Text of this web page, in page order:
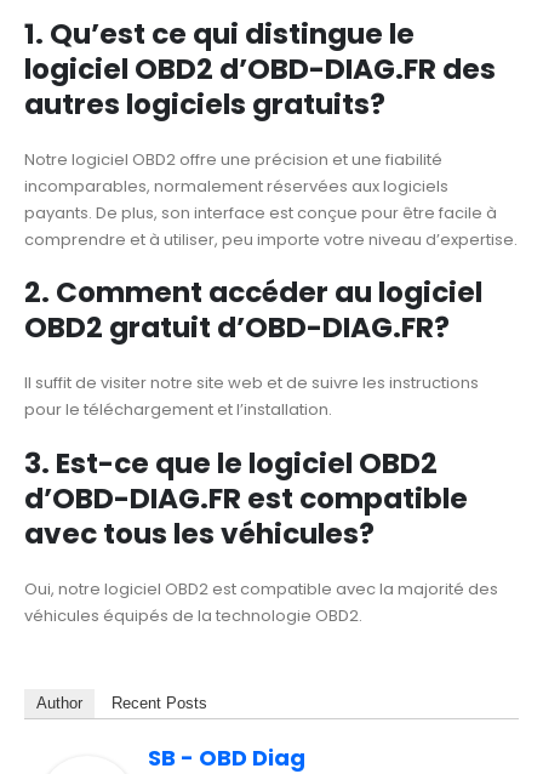
1. Qu’est ce qui distingue le
logiciel OBD2 d’OBD-DIAG.FR des
autres logiciels gratuits?
Notre logiciel OBD2 offre une précision et une fiabilité
incomparables, normalement réservées aux logiciels
payants. De plus, son interface est conçue pour être facile à
comprendre et à utiliser, peu importe votre niveau d’expertise.
2. Comment accéder au logiciel
OBD2 gratuit d’OBD-DIAG.FR?
Il suffit de visiter notre site web et de suivre les instructions
pour le téléchargement et l’installation.
3. Est-ce que le logiciel OBD2
d’OBD-DIAG.FR est compatible
avec tous les véhicules?
Oui, notre logiciel OBD2 est compatible avec la majorité des
véhicules équipés de la technologie OBD2.
Author Recent Posts
SB - OBD Diag